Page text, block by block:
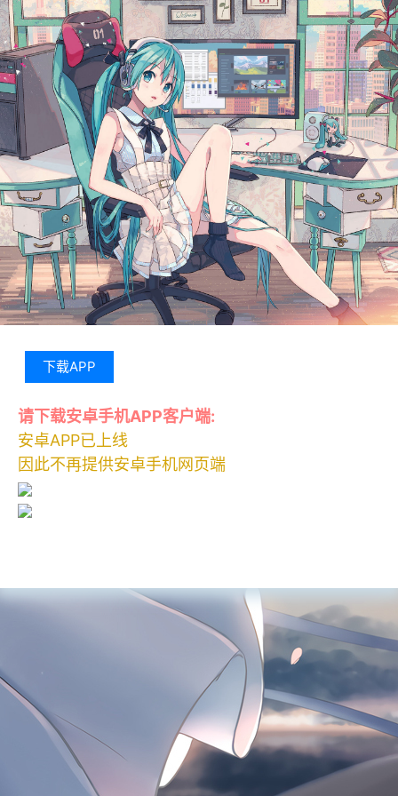
下载APP
请下载安卓手机APP客户端:
安卓APP已上线
因此不再提供安卓手机网页端